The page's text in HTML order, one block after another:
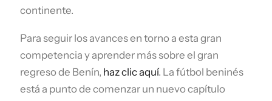
continente.
Para seguir los avances en torno a esta gran
competencia y aprender más sobre el gran
regreso de Benín, haz clic aquí. La fútbol beninés
está a punto de comenzar un nuevo capítulo